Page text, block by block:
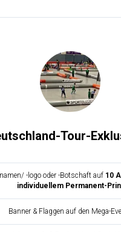
Tour-
-logo oder -Botschaft auf 10
individuellem Permanent-
Banner & Flaggen auf den Mega-